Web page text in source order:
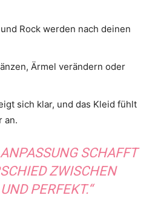
Rock werden nach deinen
Ärmel verändern oder
sich klar, und das Kleid fühlt
an.
SCHAFFT
ZWISCHEN
PERFEKT.“